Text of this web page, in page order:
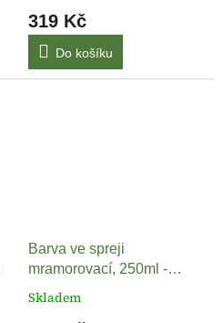
319 Kč
Do košíku
Barva ve spreji
mramorovací, 250ml -
stříbrná
Skladem